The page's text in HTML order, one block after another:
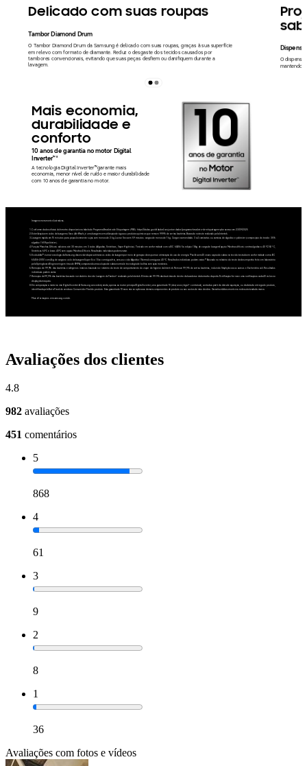
Avaliações dos clientes
4.8
982 avaliações
451 comentários
5
868
4
61
3
9
2
8
1
36
Avaliações com fotos e vídeos